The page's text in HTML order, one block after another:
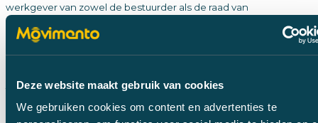
Deze website maakt gebruik van cookies
We gebruiken cookies om content en advertenties te
werkgever van zowel de bestuurder als de raad van
commissarissen. Dit vraagt om toezichthouders die zich bewust
zijn van deze verhoudingen en zich daarbinnen onafhankelijk en
toezichthoudende rol, actief bijdragen aan de strategische
dialoog en als klankbord fungeren voor de bestuurder. Daarbij
gaat het nadrukkelijk niet om klassiek, afstandelijk toezicht, maar